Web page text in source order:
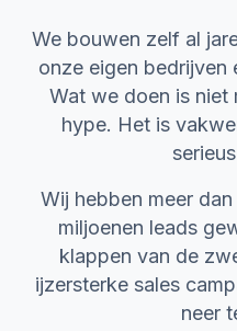
We bouwen zelf al
onze eigen bedrijven
Wat we doen is niet
hype. Het is
Wij hebben meer
miljoenen leads
klappen van de
ijzersterke sales
neer